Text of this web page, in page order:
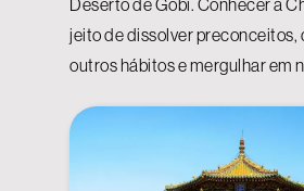
Deserto de Gobi. Conhecer a
jeito de dissolver preconceitos,
outros hábitos e mergulhar em